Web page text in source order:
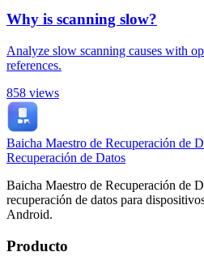
Why is scanning slow?
Analyze slow scanning causes with
references.
858 views
Baicha Maestro de Recuperación de
Recuperación de Datos
Baicha Maestro de Recuperación de
recuperación de datos para
Android.
Producto